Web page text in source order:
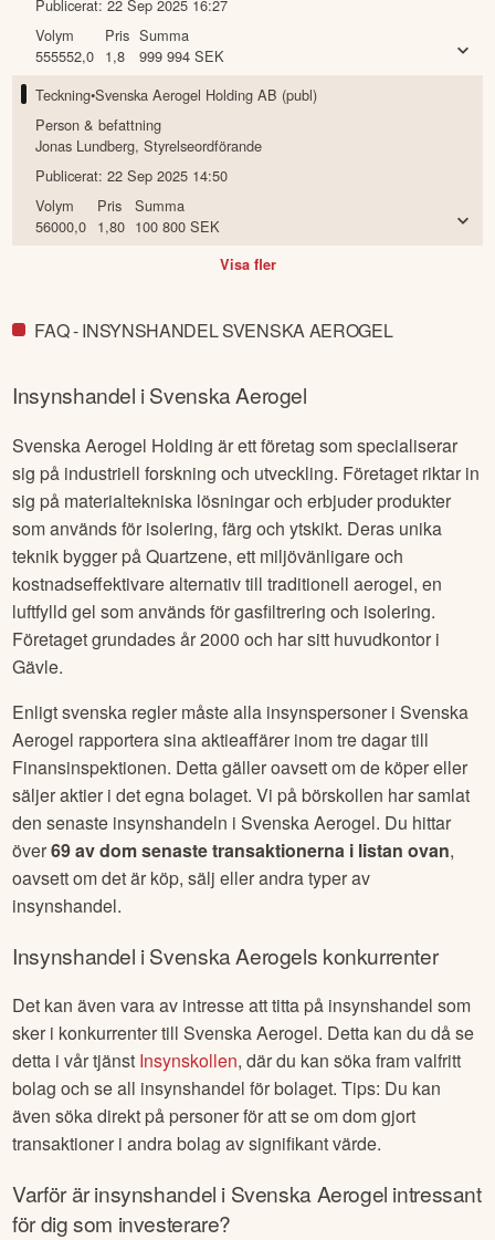
Publicerat:22 Sep 2025 16:27
Volym
555552,0
Pris
1,8
Summa
999 994 SEK
Teckning•Svenska Aerogel Holding AB (publ)
Person & befattning
Jonas Lundberg,Styrelseordförande
Publicerat:22 Sep 2025 14:50
Volym
56000,0
Pris
1,80
Summa
100 800 SEK
Visa fler
FAQ - INSYNSHANDEL SVENSKA AEROGEL
Insynshandel iSvenska Aerogel
Svenska Aerogel Holding är ett företag som specialiserar
sig på industriell forskning och utveckling. Företaget riktar in
sig på materialtekniska lösningar och erbjuder produkter
som används för isolering, färg och ytskikt. Deras unika
teknik bygger på Quartzene, ett miljövänligare och
kostnadseffektivare alternativ till traditionell aerogel, en
luftfylld gel som används för gasfiltrering och isolering.
Företaget grundades år 2000 och har sitt huvudkontor i
Gävle.
Enligt svenska regler måste alla insynspersoner iSvenska
Aerogel rapportera sina aktieaffärer inom tre dagar till
Finansinspektionen. Detta gäller oavsett om de köper eller
säljer aktier i det egna bolaget. Vi på börskollen har samlat
den senaste insynshandeln iSvenska Aerogel. Du hittar
över69av dom senaste transaktionerna i listan ovan,
oavsett om det är köp, sälj eller andra typer av
insynshandel.
Insynshandel iSvenska Aerogels konkurrenter
Det kan även vara av intresse att titta på insynshandel som
sker i konkurrenter tillSvenska Aerogel. Detta kan du då se
detta i vår tjänst Insynskollen, där du kan söka fram valfritt
bolag och se all insynshandel för bolaget. Tips: Du kan
även söka direkt på personer för att se om dom gjort
transaktioner i andra bolag av signifikant värde.
Varför är insynshandel i Svenska Aerogel intressant
för dig som investerare?